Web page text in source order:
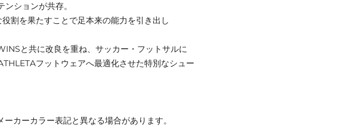
ションが共存。
割を果たすことで足本来の能力を引き出し
と共に改良を重ね、サッカー・フットサルに
フットウェアへ最適化させた特別なシュー
カーカラー表記と異なる場合があります。